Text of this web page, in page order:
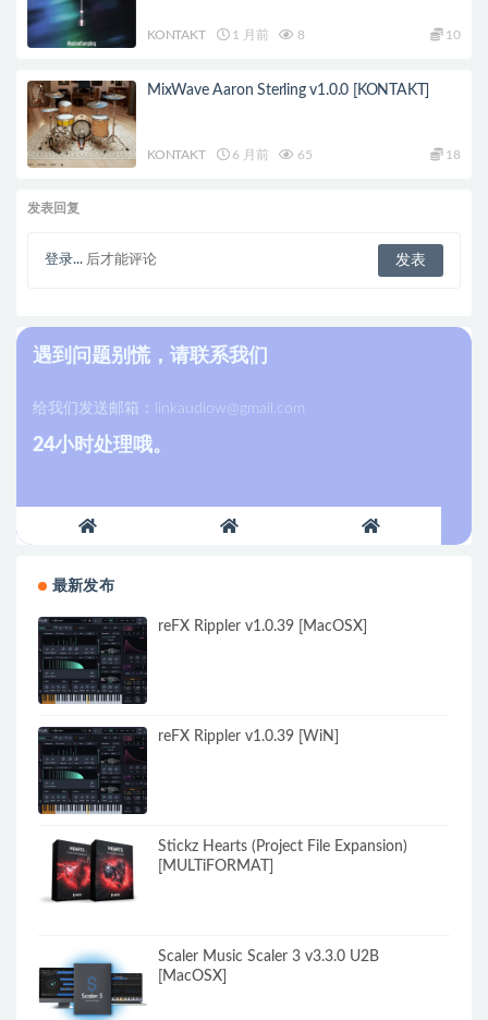
KONTAKT 1 月前 8 10
MixWave Aaron Sterling v1.0.0 [KONTAKT]
KONTAKT 6 月前 65 18
发表回复
登录... 后才能评论
遇到问题别慌，请联系我们
给我们发送邮箱： linkaudiow@gmail.com
24小时处理哦。
最新发布
reFX Rippler v1.0.39 [MacOSX]
reFX Rippler v1.0.39 [WiN]
Stickz Hearts (Project File Expansion)
[MULTiFORMAT]
Scaler Music Scaler 3 v3.3.0 U2B
[MacOSX]